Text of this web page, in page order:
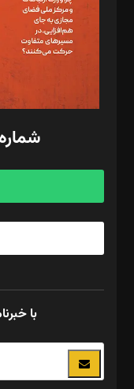
طراح یونیفرم: مجید توکلی
فیلمبرداری و عکاسی:
گرافیک و صفحه‌آرایی:
مد‌یر توسعه تجاری: کامبیز
امور مالی: شاپور رهبری،
آگهی و مشترکین: ۰۹۱۹۹۹۹۰۴۵۴
شماره ۱۴۷ - مرداد ۱۴۰۵
با